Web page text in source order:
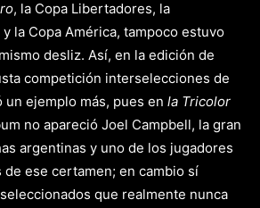
, la Copa Libertadores, la
y la Copa América, tampoco estuvo
desliz. Así, en la edición de
competición interselecciones de
un ejemplo más, pues en la Tricolor
no apareció Joel Campbell, la gran
argentinas y uno de los jugadores
de ese certamen; en cambio sí
que realmente nunca